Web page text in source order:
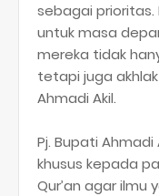
sebagai
untuk masa
mereka tidak
tetapi juga akhlak
Ahmadi Akil.
Pj. Bupati
khusus kepada
Qur’an agar ilmu